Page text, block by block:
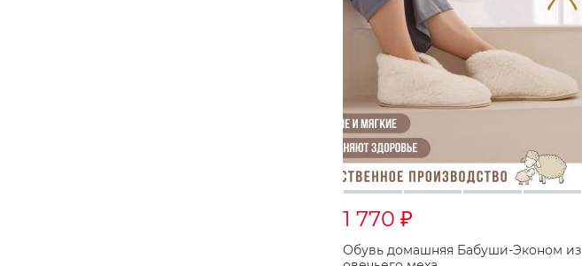
1 770 ₽
Обувь домашняя Бабуши-Эконом из